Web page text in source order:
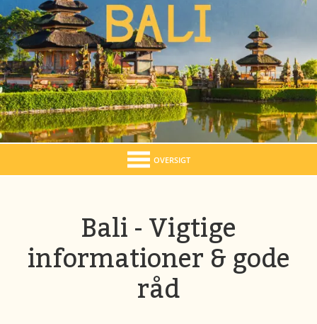
OVERSIGT
Bali - Vigtige
informationer & gode
råd